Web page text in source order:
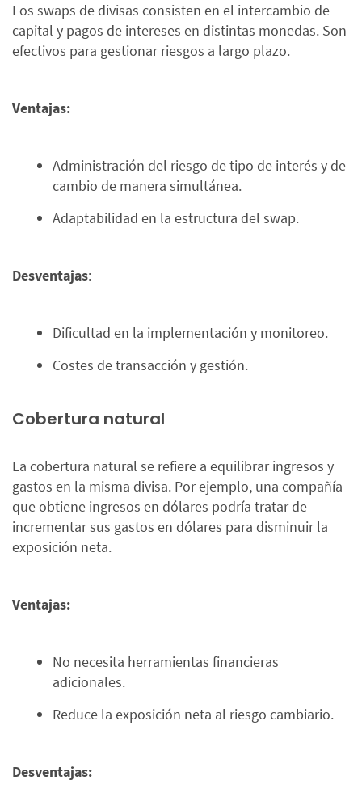
Los swaps de divisas consisten en el intercambio de
capital y pagos de intereses en distintas monedas. Son
efectivos para gestionar riesgos a largo plazo.
Ventajas:
Administración del riesgo de tipo de interés y de
cambio de manera simultánea.
Adaptabilidad en la estructura del swap.
Desventajas:
Dificultad en la implementación y monitoreo.
Costes de transacción y gestión.
Cobertura natural
La cobertura natural se refiere a equilibrar ingresos y
gastos en la misma divisa. Por ejemplo, una compañía
que obtiene ingresos en dólares podría tratar de
incrementar sus gastos en dólares para disminuir la
exposición neta.
Ventajas:
No necesita herramientas financieras
adicionales.
Reduce la exposición neta al riesgo cambiario.
Desventajas: